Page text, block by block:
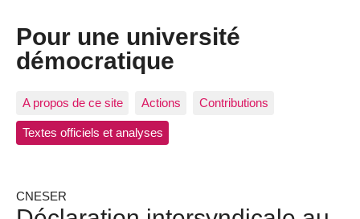
Pour une université
démocratique
A propos de ce site Actions Contributions
Textes officiels et analyses
CNESER